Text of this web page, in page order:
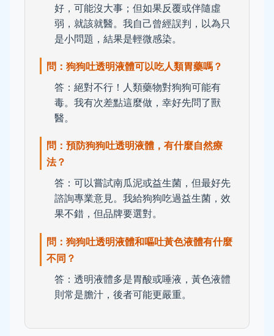
好，可能沒大事；但如果反覆或伴隨虛
弱，就該就醫。我自己曾經誤判，以為只
是小問題，結果是輕微感染。
問：狗狗吐透明液體可以吃人類胃藥嗎？
答：絕對不行！人類藥物對狗狗可能有
毒。我有次差點這麼做，幸好先問了獸
醫。
問：預防狗狗吐透明液體，有什麼自然療
法？
答：可以嘗試南瓜泥或益生菌，但最好先
諮詢專業意見。我給狗狗吃過益生菌，效
果不錯，但品牌要選對。
問：狗狗吐透明液體和嘔吐黃色液體有什麼
不同？
答：透明液體多是胃酸或唾液，黃色液體
則常是膽汁，後者可能更嚴重。